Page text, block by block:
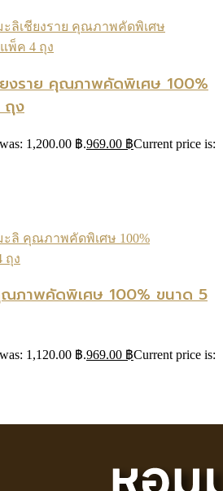
ยงราย คุณภาพคัดพิเศษ 100%
ถุง
1,200.00 ฿.969.00 ฿Current price is:
ภาพคัดพิเศษ 100% ขนาด 5
1,120.00 ฿.969.00 ฿Current price is: